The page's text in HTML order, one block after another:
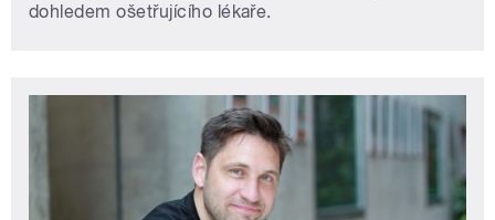
dohledem ošetřujícího lékaře.